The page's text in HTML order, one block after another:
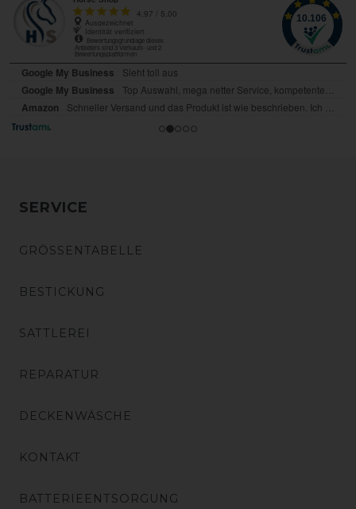
SERVICE
GRÖSSENTABELLE
BESTICKUNG
SATTLEREI
REPARATUR
DECKENWÄSCHE
KONTAKT
BATTERIEENTSORGUNG